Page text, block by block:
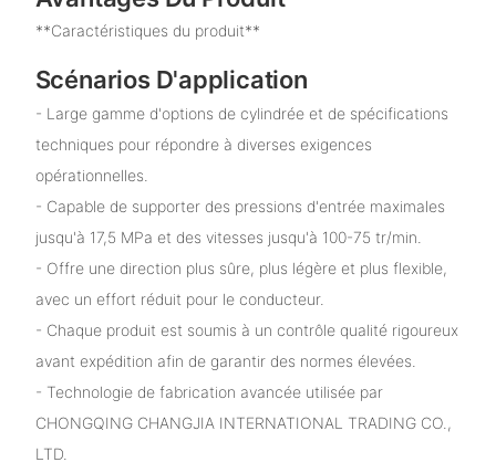
**Caractéristiques du produit**
Scénarios D'application
- Large gamme d'options de cylindrée et de spécifications
techniques pour répondre à diverses exigences
opérationnelles.
- Capable de supporter des pressions d'entrée maximales
jusqu'à 17,5 MPa et des vitesses jusqu'à 100-75 tr/min.
- Offre une direction plus sûre, plus légère et plus flexible,
avec un effort réduit pour le conducteur.
- Chaque produit est soumis à un contrôle qualité rigoureux
avant expédition afin de garantir des normes élevées.
- Technologie de fabrication avancée utilisée par
CHONGQING CHANGJIA INTERNATIONAL TRADING CO.,
LTD.